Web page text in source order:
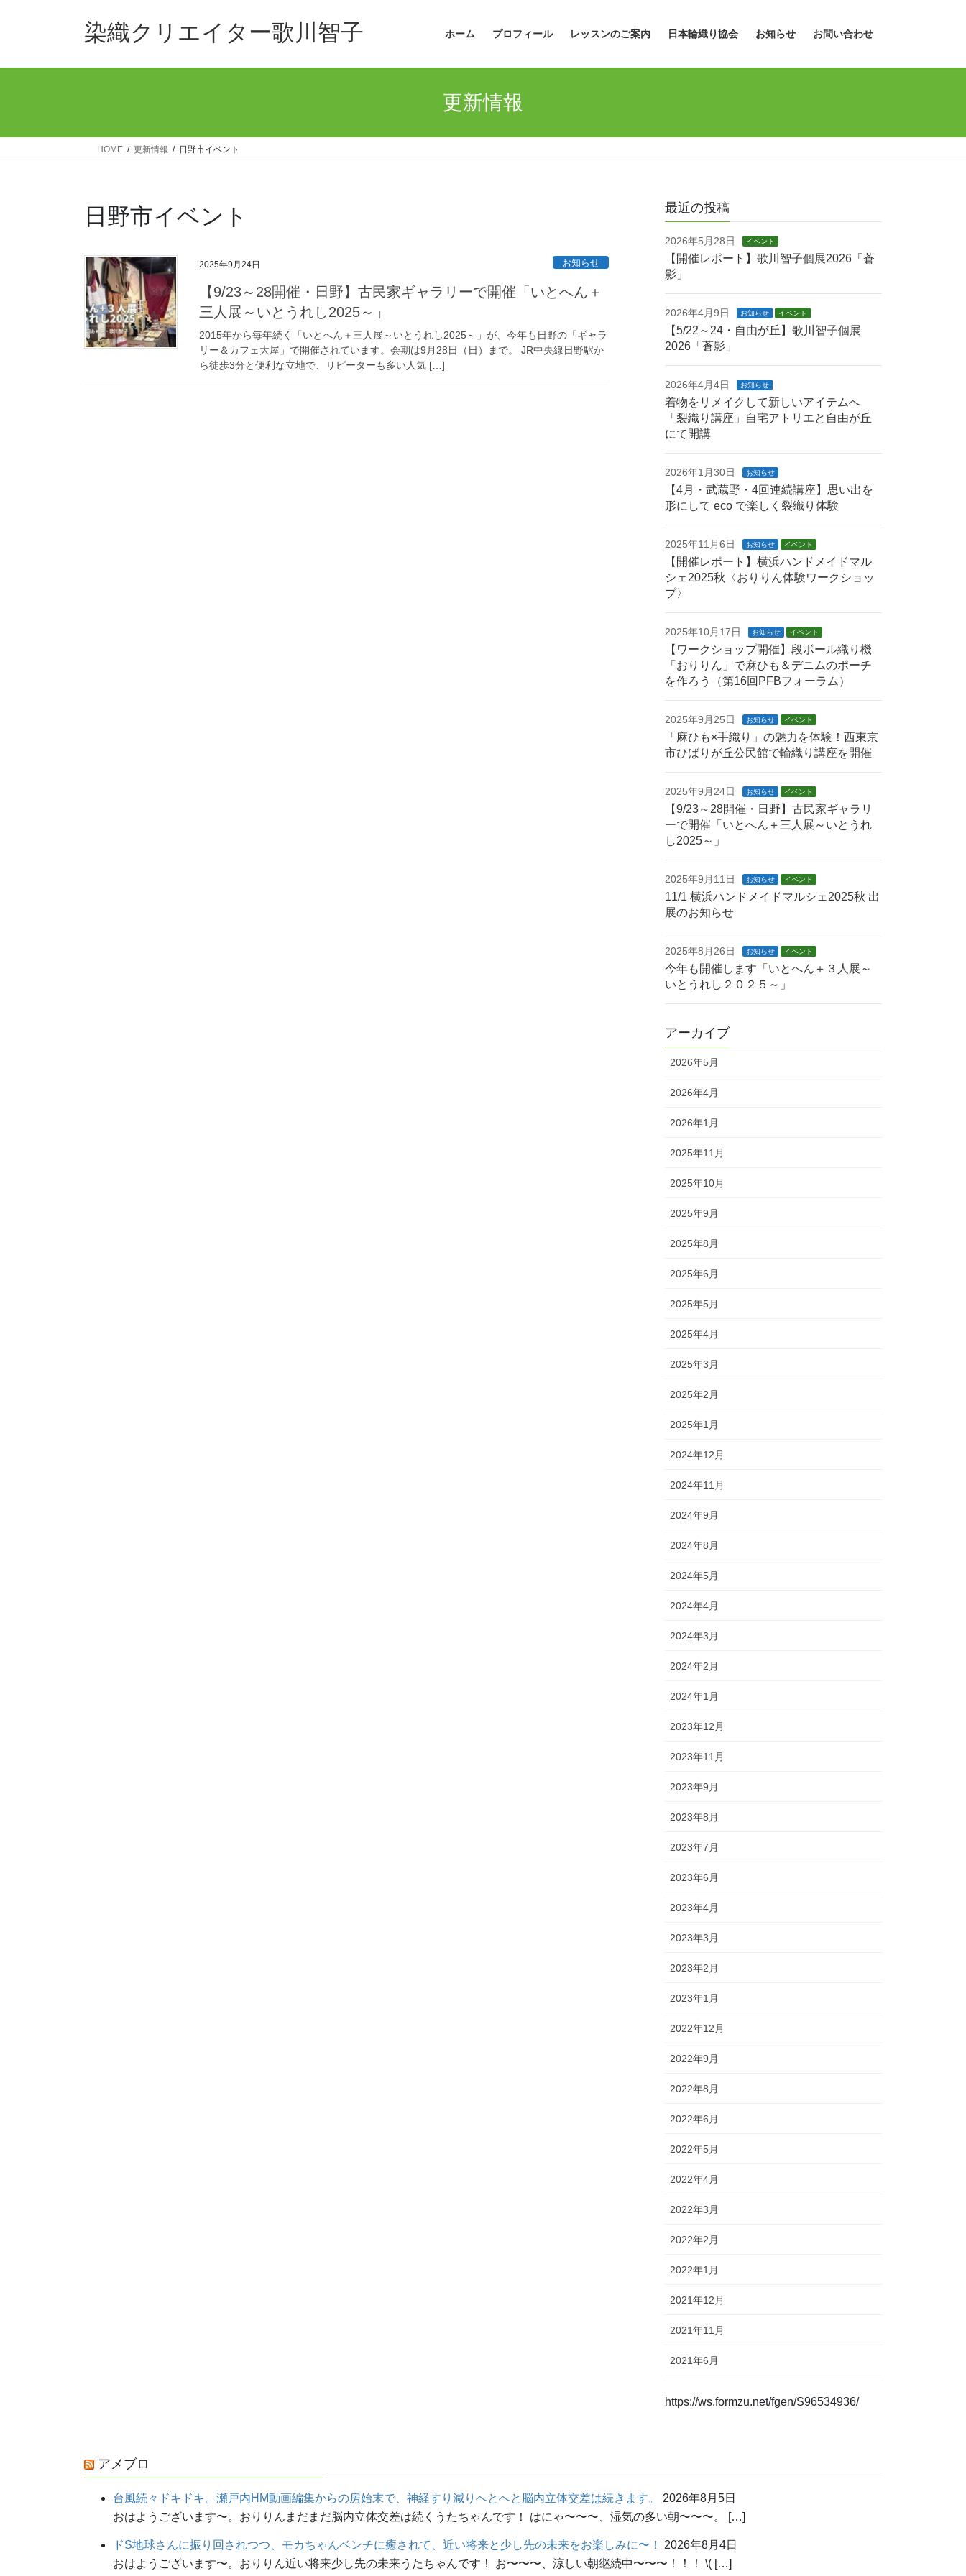
染織クリエイター歌川智子 ホーム プロフィール レッスンのご案内 日本輪織り協会 お知らせ お問い合わせ
更新情報
HOME 更新情報 日野市イベント
日野市イベント
2025年9月24日 お知らせ
【9/23～28開催・日野】古民家ギャラリーで開催「いとへん＋
三人展～いとうれし2025～」
2015年から毎年続く「いとへん＋三人展～いとうれし2025～」が、今年も日野の「ギャラ
リー＆カフェ大屋」で開催されています。会期は9月28日（日）まで。 JR中央線日野駅か
ら徒歩3分と便利な立地で、リピーターも多い人気 […]
最近の投稿
2026年5月28日 イベント
【開催レポート】歌川智子個展2026「蒼
影」
2026年4月9日 お知らせ イベント
【5/22～24・自由が丘】歌川智子個展
2026「蒼影」
2026年4月4日 お知らせ
着物をリメイクして新しいアイテムへ
「裂織り講座」自宅アトリエと自由が丘
にて開講
2026年1月30日 お知らせ
【4月・武蔵野・4回連続講座】思い出を
形にして eco で楽しく裂織り体験
2025年11月6日 お知らせ イベント
【開催レポート】横浜ハンドメイドマル
シェ2025秋〈おりりん体験ワークショッ
プ〉
2025年10月17日 お知らせ イベント
【ワークショップ開催】段ボール織り機
「おりりん」で麻ひも＆デニムのポーチ
を作ろう（第16回PFBフォーラム）
2025年9月25日 お知らせ イベント
「麻ひも×手織り」の魅力を体験！西東京
市ひばりが丘公民館で輪織り講座を開催
2025年9月24日 お知らせ イベント
【9/23～28開催・日野】古民家ギャラリ
ーで開催「いとへん＋三人展～いとうれ
し2025～」
2025年9月11日 お知らせ イベント
11/1 横浜ハンドメイドマルシェ2025秋 出
展のお知らせ
2025年8月26日 お知らせ イベント
今年も開催します「いとへん＋３人展～
いとうれし２０２５～」
アーカイブ
2026年5月
2026年4月
2026年1月
2025年11月
2025年10月
2025年9月
2025年8月
2025年6月
2025年5月
2025年4月
2025年3月
2025年2月
2025年1月
2024年12月
2024年11月
2024年9月
2024年8月
2024年5月
2024年4月
2024年3月
2024年2月
2024年1月
2023年12月
2023年11月
2023年9月
2023年8月
2023年7月
2023年6月
2023年4月
2023年3月
2023年2月
2023年1月
2022年12月
2022年9月
2022年8月
2022年6月
2022年5月
2022年4月
2022年3月
2022年2月
2022年1月
2021年12月
2021年11月
2021年6月
https://ws.formzu.net/fgen/S96534936/
アメブロ
台風続々ドキドキ。瀬戸内HM動画編集からの房始末で、神経すり減りへとへと脳内立体交差は続きます。
2026年8月5日
おはようございます〜。おりりんまだまだ脳内立体交差は続くうたちゃんです！ はにゃ〜〜〜、湿気の多い朝〜〜〜。 […]
ドS地球さんに振り回されつつ、モカちゃんベンチに癒されて、近い将来と少し先の未来をお楽しみに〜！
2026年8月4日
おはようございます〜。おりりん近い将来少し先の未来うたちゃんです！ お〜〜〜、涼しい朝継続中〜〜〜！！！ \( […]